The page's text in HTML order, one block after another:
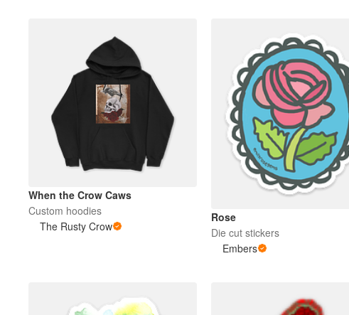
When the Crow Caws
Custom hoodies
The Rusty Crow
Rose
Die cut stickers
Embers